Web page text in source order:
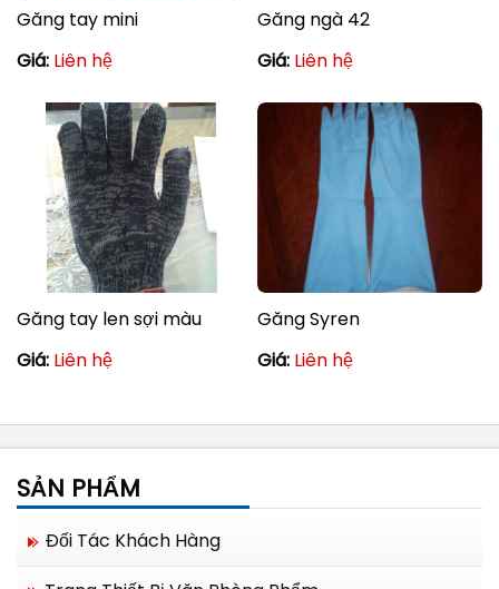
Găng tay mini
Giá: Liên hệ
Găng ngà 42
Giá: Liên hệ
Găng tay len sợi màu
Giá: Liên hệ
Găng Syren
Giá: Liên hệ
SẢN PHẨM
Đối Tác Khách Hàng